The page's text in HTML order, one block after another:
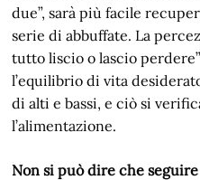
due”, sarà più facile
serie di abbuffate. La
tutto liscio o lascio
l’equilibrio di vita
di alti e bassi, e ciò si
l’alimentazione.
Non si può dire che